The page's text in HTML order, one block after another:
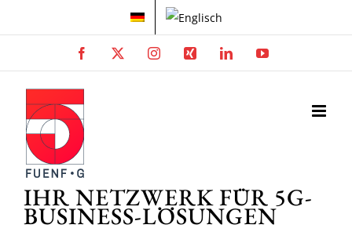
Inhalt
Facebook InstagramXing LinkedInYouTube
IHR NETZWERK FÜR 5G-
BUSINESS-LÖSUNGEN